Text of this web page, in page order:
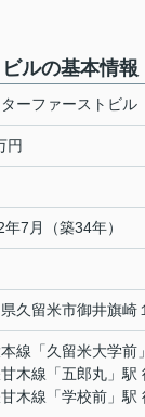
ルの基本情報
ーファーストビル
円
年7月（築34年）
久留米市御井旗崎
線 「久留米大学前
木線 「五郎丸 」駅
木線 「学校前 」駅